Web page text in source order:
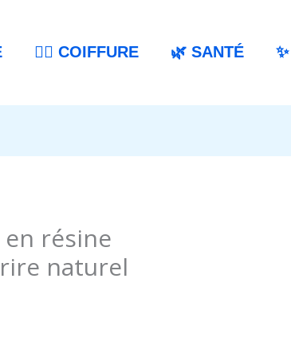
💇‍♀️ COIFFURE 🌿 SANTÉ
résine
naturel